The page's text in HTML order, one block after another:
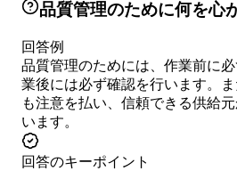
品質管理のために何を心
回答例
品質管理のためには、作業前に
業後には必ず確認を行います。
も注意を払い、信頼できる供給
います。
回答のキーポイント